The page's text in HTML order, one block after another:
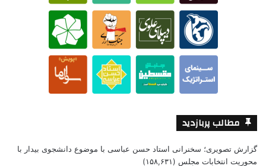
مطالب پربازدید
گزارش تصویری؛ سخنرانی استاد حسن عباسی با موضوع دانشجوی بیدار با
محوریت انتخابات مجلس (۱۵۸,۶۳۱)